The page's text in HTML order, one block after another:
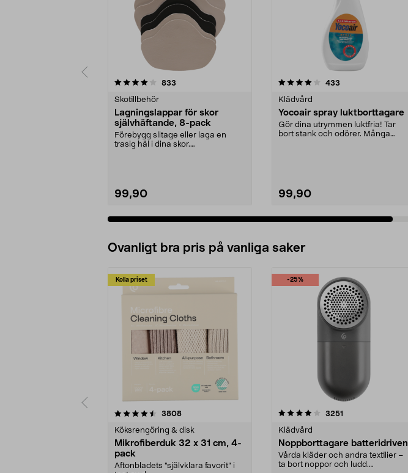
833
Skotillbehör
Lagningslappar för skor
självhäftande, 8-pack
Förebygg slitage eller laga en
trasig häl i dina skor.
99,90
4.0 av 5 stjärnor 433
Klädvård
Yocoair spray luktborttagare
Gör dina utrymmen luktfria! Tar
bort stank och odörer. Många
99,90
4.0 av 5 stjärnor
Ovanligt bra pris på vanliga saker
Kolla priset
3808recensioner
Köksrengöring & disk
Mikrofiberduk 32 x 31 cm, 4-
pack
Aftonbladets "självklara favorit” i
-25%
4.0av 5 stjärnor 3251
Klädvård
Noppborttagare batteridriven
Vårda kläder och andra textilier –
ta bort noppor och ludd.
4.5av 5 stjärnor